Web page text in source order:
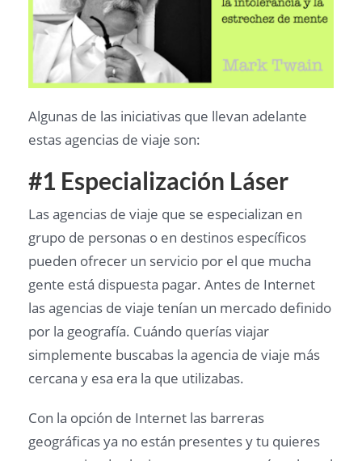
Algunas de las iniciativas que llevan adelante
estas agencias de viaje son:
#1 Especialización Láser
Las agencias de viaje que se especializan en
grupo de personas o en destinos específicos
pueden ofrecer un servicio por el que mucha
gente está dispuesta pagar. Antes de Internet
las agencias de viaje tenían un mercado definido
por la geografía. Cuándo querías viajar
simplemente buscabas la agencia de viaje más
cercana y esa era la que utilizabas.
Con la opción de Internet las barreras
geográficas ya no están presentes y tu quieres